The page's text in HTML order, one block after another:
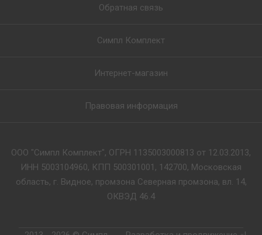
Обратная связь
Симпл Комплект
Интернет-магазин
Правовая информация
ООО "Симпл Комплект", ОГРН 1135003000813 от 12.03.2013,
ИНН 5003104960, КПП 500301001, 142700, Московская
область, г. Видное, промзона Северная промзона, вл. 14,
ОКВЭД 46.4